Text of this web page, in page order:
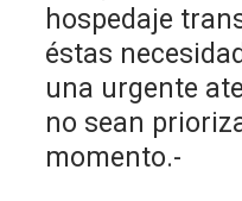
hospedaje
éstas
una urgente
no sean
momento.-